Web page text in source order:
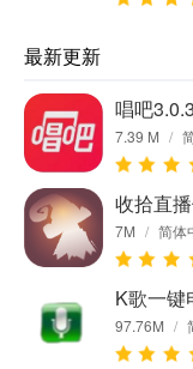
最新更新
唱吧
7.39 M /
收拾直
7M / 简体
K歌一键
97.76M /